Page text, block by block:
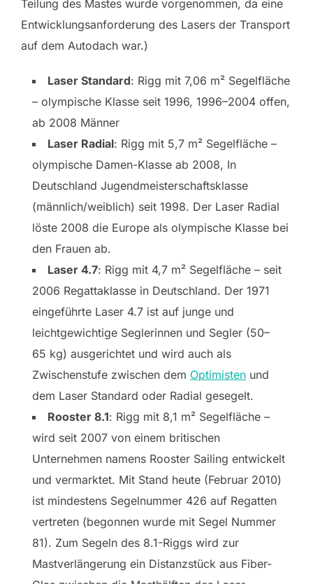
Teilung des Mastes wurde vorgenommen, da eine
Entwicklungsanforderung des Lasers der Transport
auf dem Autodach war.)
Laser Standard: Rigg mit 7,06 m² Segelfläche
– olympische Klasse seit 1996, 1996–2004 offen,
ab 2008 Männer
Laser Radial: Rigg mit 5,7 m² Segelfläche –
olympische Damen-Klasse ab 2008, In
Deutschland Jugendmeisterschaftsklasse
(männlich/weiblich) seit 1998. Der Laser Radial
löste 2008 die Europe als olympische Klasse bei
den Frauen ab.
Laser 4.7: Rigg mit 4,7 m² Segelfläche – seit
2006 Regattaklasse in Deutschland. Der 1971
eingeführte Laser 4.7 ist auf junge und
leichtgewichtige Seglerinnen und Segler (50–
65 kg) ausgerichtet und wird auch als
Zwischenstufe zwischen dem Optimisten und
dem Laser Standard oder Radial gesegelt.
Rooster 8.1: Rigg mit 8,1 m² Segelfläche –
wird seit 2007 von einem britischen
Unternehmen namens Rooster Sailing entwickelt
und vermarktet. Mit Stand heute (Februar 2010)
ist mindestens Segelnummer 426 auf Regatten
vertreten (begonnen wurde mit Segel Nummer
81). Zum Segeln des 8.1-Riggs wird zur
Mastverlängerung ein Distanzstück aus Fiber-